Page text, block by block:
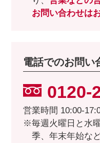
お問い合わせは
電話でのお問い
0120-
営業時間 10:00-
※毎週火曜日と水
季、年末年始な